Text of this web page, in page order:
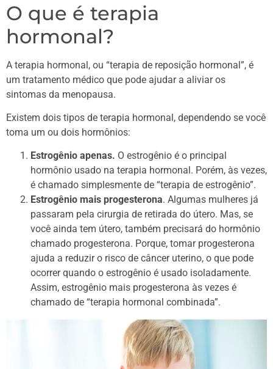
O que é terapia
hormonal?
A terapia hormonal, ou “terapia de reposição hormonal”, é
um tratamento médico que pode ajudar a aliviar os
sintomas da menopausa.
Existem dois tipos de terapia hormonal, dependendo se você
toma um ou dois hormônios:
Estrogênio apenas. O estrogênio é o principal
hormônio usado na terapia hormonal. Porém, às vezes,
é chamado simplesmente de “terapia de estrogênio”.
Estrogênio mais progesterona. Algumas mulheres já
passaram pela cirurgia de retirada do útero. Mas, se
você ainda tem útero, também precisará do hormônio
chamado progesterona. Porque, tomar progesterona
ajuda a reduzir o risco de câncer uterino, o que pode
ocorrer quando o estrogênio é usado isoladamente.
Assim, estrogênio mais progesterona às vezes é
chamado de “terapia hormonal combinada”.